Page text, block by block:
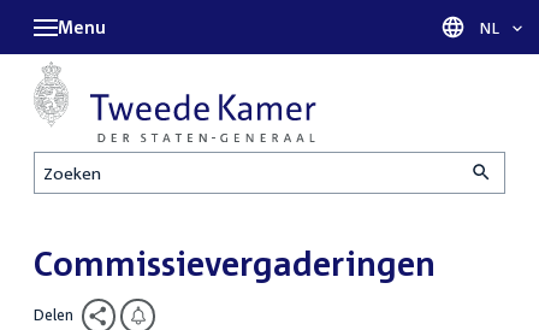
Zoeken
Menu Taal
NL
Commissievergaderingen
Delen